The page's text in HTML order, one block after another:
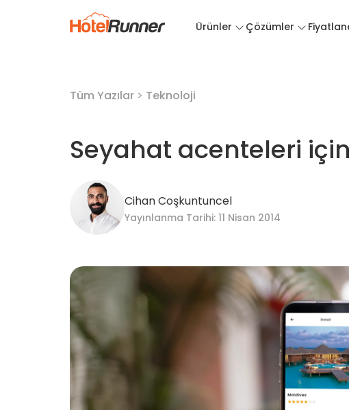
Ürünler Çözümler
Tüm Yazılar > Teknoloji
Seyahat acenteleri
Cihan Coşkuntuncel
Yayınlanma Tarihi: 11 Nisan 2014